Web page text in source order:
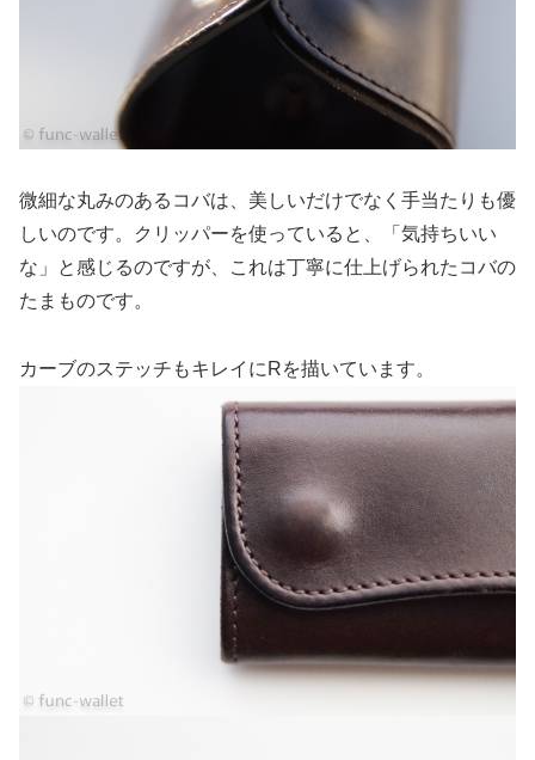
微細な丸みのあるコバは、美しいだけでなく手当たりも優
しいのです。クリッパーを使っていると、「気持ちいい
な」と感じるのですが、これは丁寧に仕上げられたコバの
たまものです。
カーブのステッチもキレイにRを描いています。